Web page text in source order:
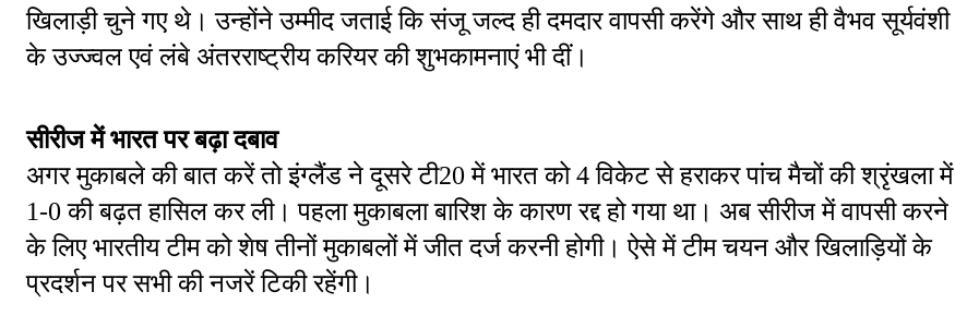
खिलाड़ी चुने गए थे। उन्होंने उम्मीद जताई कि संजू जल्द ही दमदार वापसी करेंगे और साथ ही वैभव सूर्यवंशी
के उज्ज्वल एवं लंबे अंतरराष्ट्रीय करियर की शुभकामनाएं भी दीं।
सीरीज में भारत पर बढ़ा दबाव
अगर मुकाबले की बात करें तो इंग्लैंड ने दूसरे टी20 में भारत को 4 विकेट से हराकर पांच मैचों की श्रृंखला में
1-0 की बढ़त हासिल कर ली। पहला मुकाबला बारिश के कारण रद्द हो गया था। अब सीरीज में वापसी करने
के लिए भारतीय टीम को शेष तीनों मुकाबलों में जीत दर्ज करनी होगी। ऐसे में टीम चयन और खिलाड़ियों के
प्रदर्शन पर सभी की नजरें टिकी रहेंगी।